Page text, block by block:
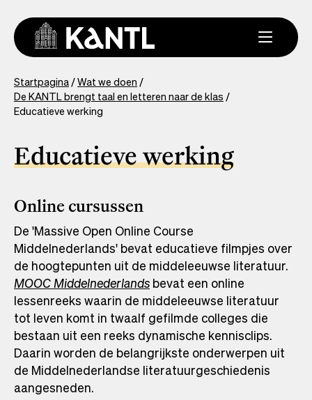
naar
inhoud
gaan
You
are
here
Startpagina Wat we doen
De KANTL brengt taal en letteren naar de klas
Educatieve werking
Educatieve werking
Online cursussen
De 'Massive Open Online Course
Middelnederlands' bevat educatieve filmpjes over
de hoogtepunten uit de middeleeuwse literatuur.
MOOC Middelnederlandsbevat een online
lessenreeks waarin de middeleeuwse literatuur
tot leven komt in twaalf gefilmde colleges die
bestaan uit een reeks dynamische kennisclips.
Daarin worden de belangrijkste onderwerpen uit
de Middelnederlandse literatuurgeschiedenis
aangesneden.